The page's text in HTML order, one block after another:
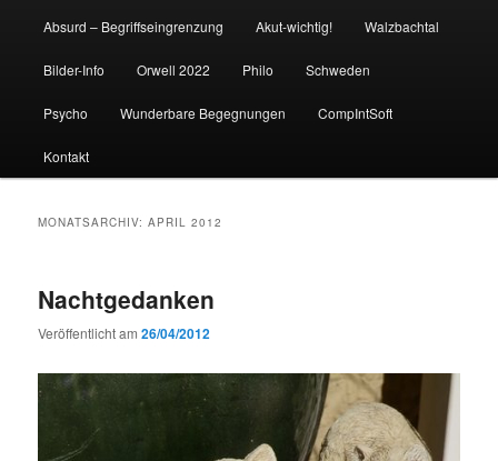
Absurd – Begriffseingrenzung Akut-wichtig! Walzbachtal
Bilder-Info Orwell 2022 Philo Schweden
Psycho Wunderbare Begegnungen CompIntSoft
Kontakt
MONATSARCHIV:APRIL 2012
Nachtgedanken
Veröffentlicht am26/04/2012